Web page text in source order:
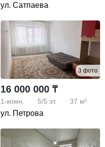
ул. Сатпаева
3 фото
16 000 000 ₸
1-комн. 5/5 эт. 37 м²
ул. Петрова